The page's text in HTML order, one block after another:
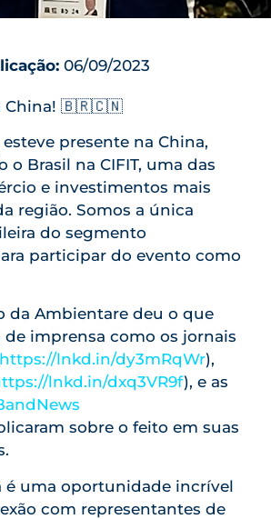
06/09/2023
China! 🇧🇷🇨🇳
presente na China,
o Brasil na CIFIT, uma das
e investimentos mais
região. Somos a única
do segmento
participar do evento como
da Ambientare deu o que
de imprensa como os jornais
https://lnkd.in/dy3mRqWr),
lnkd.in/dxq3VR9f), e as
sobre o feito em suas
é uma oportunidade incrível
com representantes de